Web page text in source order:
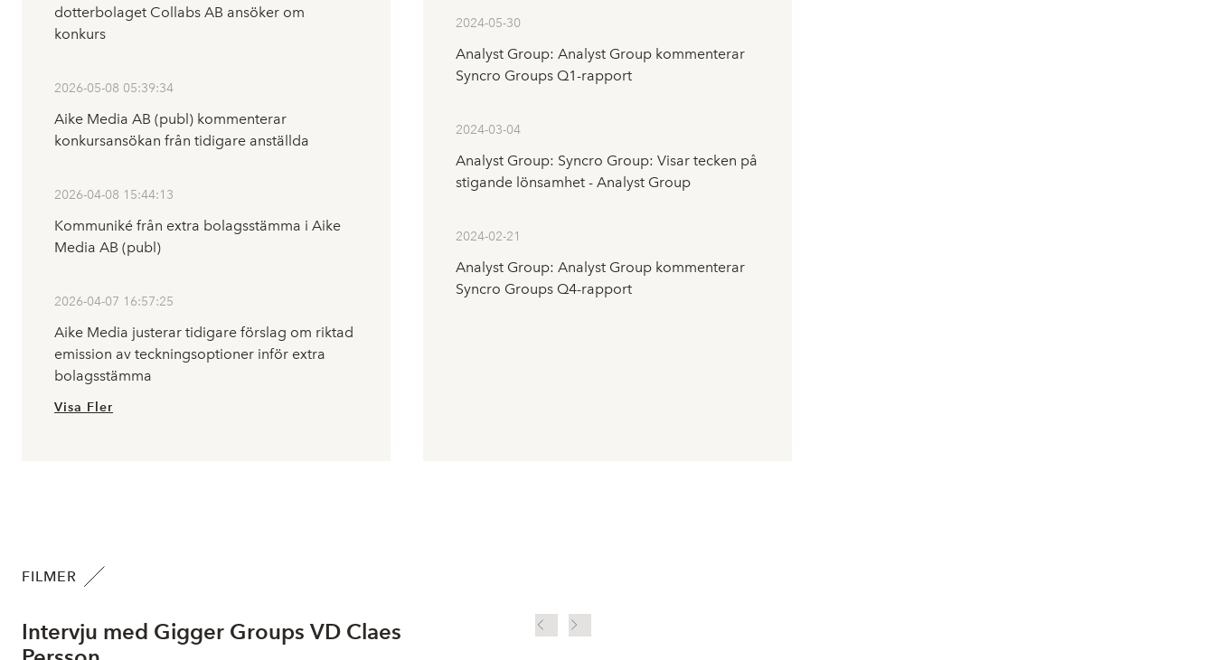
dotterbolaget Collabs AB ansöker om
konkurs
2026-05-08 05:39:34
Aike Media AB (publ) kommenterar
konkursansökan från tidigare anställda
2026-04-08 15:44:13
Kommuniké från extra bolagsstämma i Aike
Media AB (publ)
2026-04-07 16:57:25
Aike Media justerar tidigare förslag om riktad
emission av teckningsoptioner inför extra
bolagsstämma
Visa Fler
2024-05-30
Analyst Group: Analyst Group kommenterar
Syncro Groups Q1-rapport
2024-03-04
Analyst Group: Syncro Group: Visar tecken på
stigande lönsamhet - Analyst Group
2024-02-21
Analyst Group: Analyst Group kommenterar
Syncro Groups Q4-rapport
FILMER
Intervju med Gigger Groups VD Claes